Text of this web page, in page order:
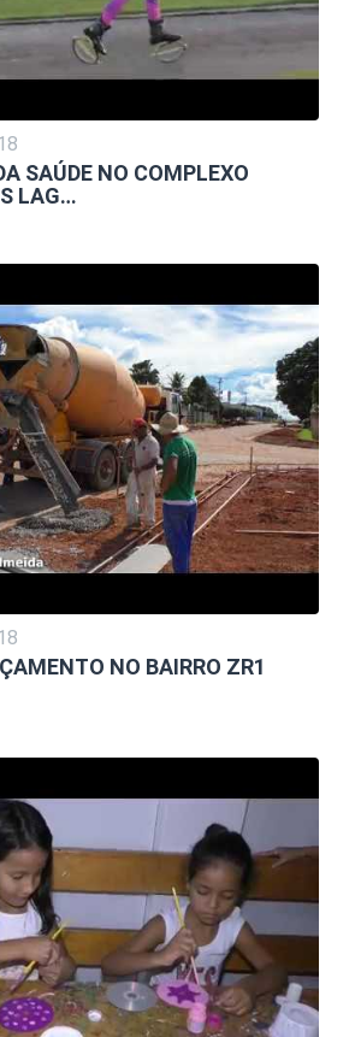
SAÚDE NO COMPLEXO
LAG…
NO BAIRRO ZR1